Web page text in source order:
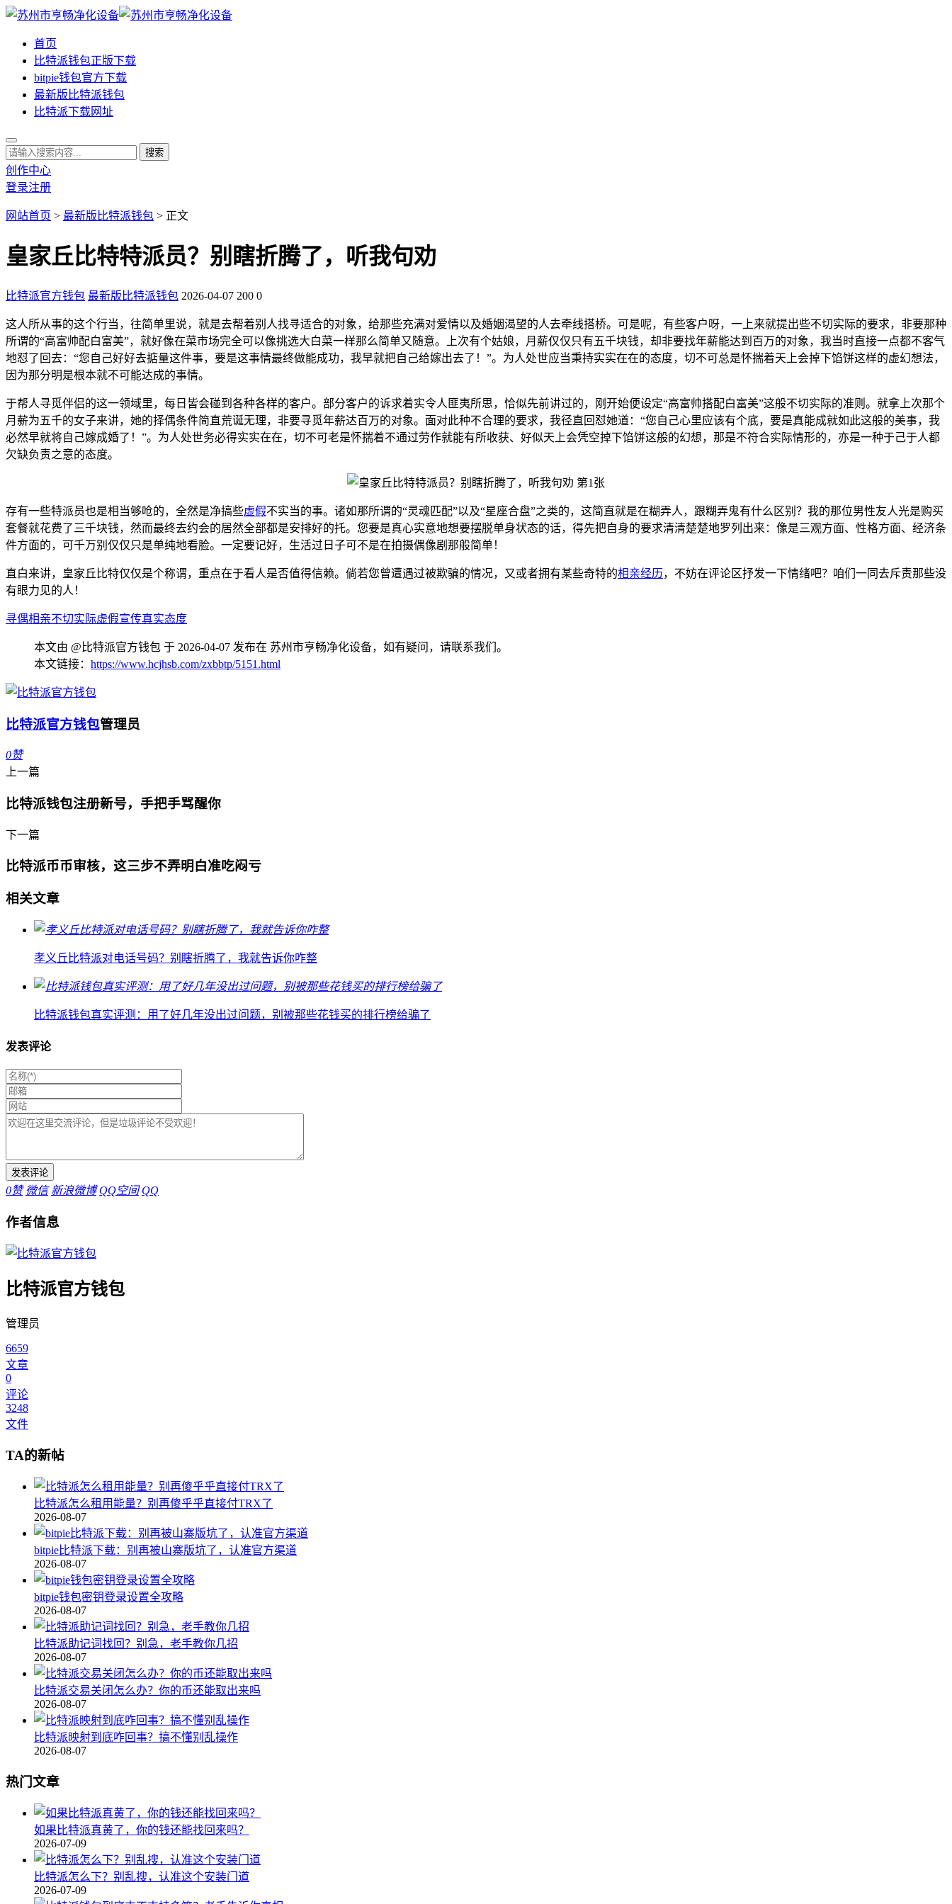
首页
比特派钱包正版下载
bitpie钱包官方下载
最新版比特派钱包
比特派下载网址
创作中心
登录注册
网站首页 > 最新版比特派钱包 > 正文
皇家丘比特特派员？别瞎折腾了，听我句劝
比特派官方钱包 最新版比特派钱包 2026-04-07 200 0
这人所从事的这个行当，往简单里说，就是去帮着别人找寻适合的对象，给那些充满对爱情以及婚姻渴望的人去牵线搭桥。可是呢，有些客户呀，一上来就提出些不切实际的要求，非要那种
所谓的“高富帅配白富美”，就好像在菜市场完全可以像挑选大白菜一样那么简单又随意。上次有个姑娘，月薪仅仅只有五千块钱，却非要找年薪能达到百万的对象，我当时直接一点都不客气
地怼了回去：“您自己好好去掂量这件事，要是这事情最终做能成功，我早就把自己给嫁出去了！”。为人处世应当秉持实实在在的态度，切不可总是怀揣着天上会掉下馅饼这样的虚幻想法，
因为那分明是根本就不可能达成的事情。
于帮人寻觅伴侣的这一领域里，每日皆会碰到各种各样的客户。部分客户的诉求着实令人匪夷所思，恰似先前讲过的，刚开始便设定“高富帅搭配白富美”这般不切实际的准则。就拿上次那个
月薪为五千的女子来讲，她的择偶条件简直荒诞无理，非要寻觅年薪达百万的对象。面对此种不合理的要求，我径直回怼她道：“您自己心里应该有个底，要是真能成就如此这般的美事，我
必然早就将自己嫁成婚了！”。为人处世务必得实实在在，切不可老是怀揣着不通过劳作就能有所收获、好似天上会凭空掉下馅饼这般的幻想，那是不符合实际情形的，亦是一种于己于人都
欠缺负责之意的态度。
存有一些特派员也是相当够呛的，全然是净搞些虚假不实当的事。诸如那所谓的“灵魂匹配”以及“星座合盘”之类的，这简直就是在糊弄人，跟糊弄鬼有什么区别？我的那位男性友人光是购买
套餐就花费了三千块钱，然而最终去约会的居然全部都是安排好的托。您要是真心实意地想要摆脱单身状态的话，得先把自身的要求清清楚楚地罗列出来：像是三观方面、性格方面、经济条
件方面的，可千万别仅仅只是单纯地看脸。一定要记好，生活过日子可不是在拍摄偶像剧那般简单！
直白来讲，皇家丘比特仅仅是个称谓，重点在于看人是否值得信赖。倘若您曾遭遇过被欺骗的情况，又或者拥有某些奇特的相亲经历，不妨在评论区抒发一下情绪吧？咱们一同去斥责那些没
有眼力见的人！
寻偶相亲不切实际虚假宣传真实态度
本文由 @比特派官方钱包 于 2026-04-07 发布在 苏州市亨畅净化设备，如有疑问，请联系我们。
本文链接： https://www.hcjhsb.com/zxbbtp/5151.html
比特派官方钱包管理员
0赞
上一篇
比特派钱包注册新号，手把手骂醒你
下一篇
比特派币币审核，这三步不弄明白准吃闷亏
相关文章
孝义丘比特派对电话号码？别瞎折腾了，我就告诉你咋整
比特派钱包真实评测：用了好几年没出过问题，别被那些花钱买的排行榜给骗了
发表评论
0赞 微信 新浪微博 QQ空间 QQ
作者信息
比特派官方钱包
管理员
6659
文章
0
评论
3248
文件
TA的新帖
比特派怎么租用能量？别再傻乎乎直接付TRX了
2026-08-07
bitpie比特派下载：别再被山寨版坑了，认准官方渠道
2026-08-07
bitpie钱包密钥登录设置全攻略
2026-08-07
比特派助记词找回？别急，老手教你几招
2026-08-07
比特派交易关闭怎么办？你的币还能取出来吗
2026-08-07
比特派映射到底咋回事？搞不懂别乱操作
2026-08-07
热门文章
如果比特派真黄了，你的钱还能找回来吗？
2026-07-09
比特派怎么下？别乱搜，认准这个安装门道
2026-07-09